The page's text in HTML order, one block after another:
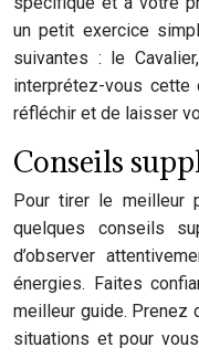
un petit exercice
suivantes : le
interprétez-vous
réfléchir et de laisser
Conseils
Pour tirer le meilleur
quelques conseils
d’observer
énergies. Faites
meilleur guide. Prenez
situations et pour